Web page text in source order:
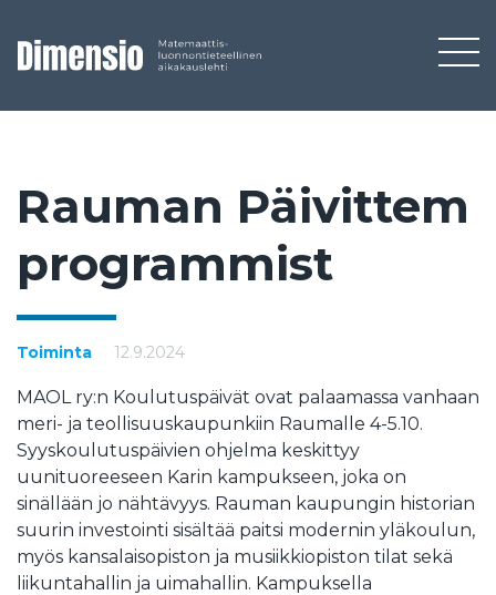
Rau­man Päi­vit­tem
prog­ram­mist
Toiminta 12.9.2024
MAOL ry:n Koulutuspäivät ovat palaamassa vanhaan
meri- ja teollisuuskaupunkiin Raumalle 4-5.10.
Syyskoulutuspäivien ohjelma keskittyy
uunituoreeseen Karin kampukseen, joka on
sinällään jo nähtävyys. Rauman kaupungin historian
suurin investointi sisältää paitsi modernin yläkoulun,
myös kansalaisopiston ja musiikkiopiston tilat sekä
liikuntahallin ja uimahallin. Kampuksella